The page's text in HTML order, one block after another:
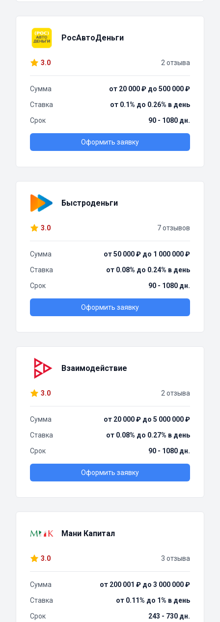
РосАвтоДеньги
3.0 2 отзыва
Сумма
от 20 000 ₽ до 500 000 ₽
Ставка
от 0.1% до 0.26% в день
Срок
90 - 1080 дн.
Оформить заявку
Быстроденьги
3.0 7 отзывов
Сумма
от 50 000 ₽ до 1 000 000 ₽
Ставка
от 0.08% до 0.24% в день
Срок
90 - 1080 дн.
Оформить заявку
Взаимодействие
3.0 2 отзыва
Сумма
от 20 000 ₽ до 5 000 000 ₽
Ставка
от 0.08% до 0.27% в день
Срок
90 - 1080 дн.
Оформить заявку
Мани Капитал
3.0 3 отзыва
Сумма
от 200 001 ₽ до 3 000 000 ₽
Ставка
от 0.11% до 1% в день
Срок
243 - 730 дн.